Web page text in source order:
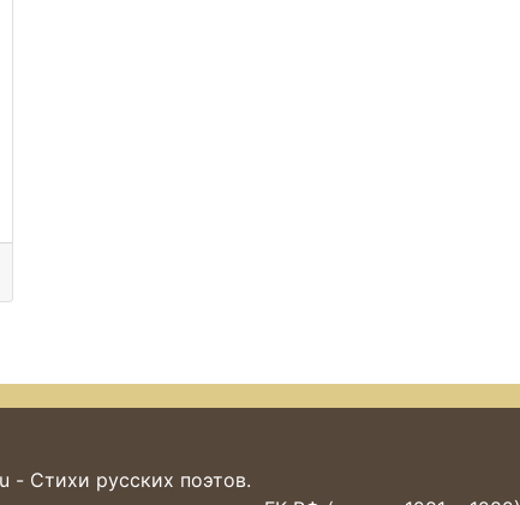
- Стихи русских поэтов.